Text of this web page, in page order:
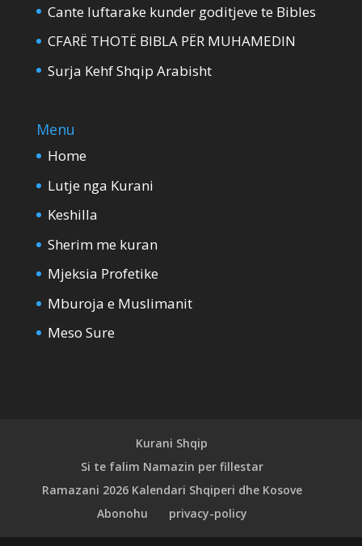
Cante luftarake kunder goditjeve te Bibles
CFARË THOTË BIBLA PËR MUHAMEDIN
Surja Kehf Shqip Arabisht
Menu
Home
Lutje nga Kurani
Keshilla
Sherim me kuran
Mjeksia Profetike
Mburoja e Muslimanit
Meso Sure
Kurani Shqip
Si te falim Namazin per fillestar
Ramazani 2026 Kalendari Shqiperi dhe Kosove
Abonohu
privacy-policy